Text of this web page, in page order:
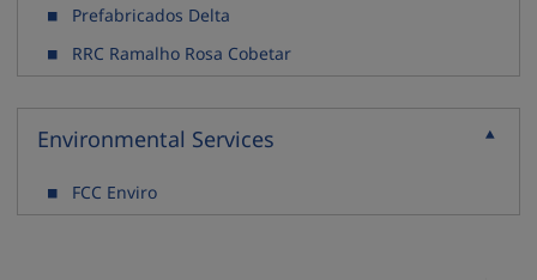
Prefabricados Delta
RRC Ramalho Rosa Cobetar
Environmental Services
FCC Enviro